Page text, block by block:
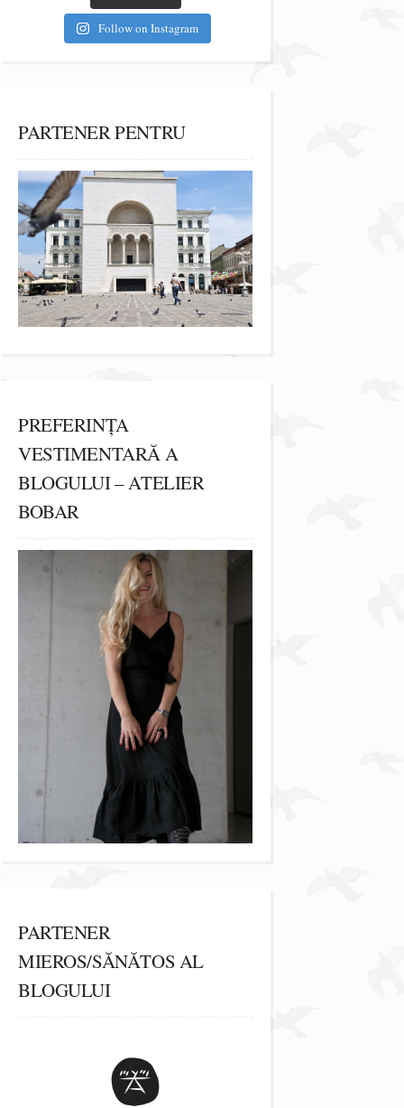
Follow on Instagram
PARTENER PENTRU
PREFERINȚA
VESTIMENTARĂ A
BLOGULUI – ATELIER
BOBAR
PARTENER
MIEROS/SĂNĂTOS AL
BLOGULUI